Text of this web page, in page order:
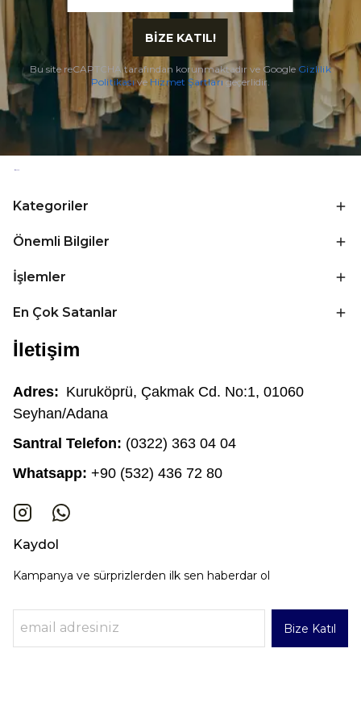
BİZE KATIL!
Bu site reCAPTCHA tarafından korunmaktadır ve Google Gizlilik
Politikasıve Hizmet Şartlarıgeçerlidir.
Kategoriler
Önemli Bilgiler
İşlemler
En Çok Satanlar
İletişim
Adres: Kuruköprü, Çakmak Cd. No:1, 01060
Seyhan/Adana
Santral Telefon: (0322) 363 04 04
Whatsapp: +90 (532) 436 72 80
Kaydol
Kampanya ve sürprizlerden ilk sen haberdar ol
Bize Katıl